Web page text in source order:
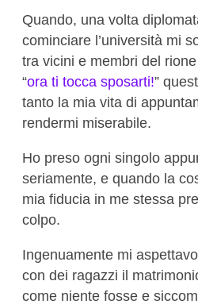
Quando, una volta
cominciare l’università mi
tra vicini e membri del
“ora ti tocca sposarti!”
tanto la mia vita di
rendermi miserabile.
Ho preso ogni singolo
seriamente, e quando la
mia fiducia in me stessa
colpo.
Ingenuamente mi
con dei ragazzi il
come niente fosse e